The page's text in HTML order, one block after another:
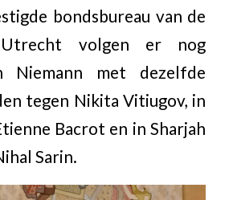
bondsbureau van de
volgen er nog
Niemann met dezelfde
tegen Nikita Vitiugov, in
Bacrot en in Sharjah
Sarin.